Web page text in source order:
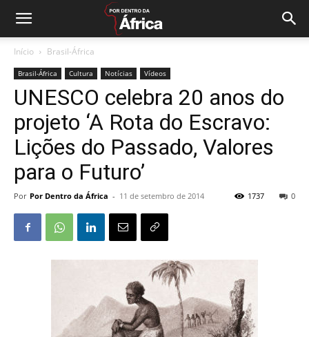
Início Brasil-África
Brasil-África Cultura Notícias Vídeos
UNESCO celebra 20 anos do
projeto ‘A Rota do Escravo:
Lições do Passado, Valores
para o Futuro’
Por Por Dentro da África - 11 de setembro de 2014 0
1737